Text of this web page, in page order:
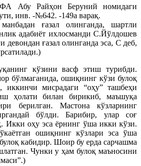
Абу Райҳон Беруний номидаги
инв. -№642. -149а варақ.
ғазал олинганда, шартли
адабиёт ихлосманди С.Йўлдошев
девондан ғазал олинганда эса, С деб,
кўзини васф этиш турибди.
бўлмаганида, ошиқнинг кўзи булоқ
иккинчи мисрадаги “оҳу” ташбеҳи
ҳолати билан бирикиб, маъшуқа
берилган. Мастона кўзларнинг
бўлди. Барибир, улар соғ
Икки оҳу эса ёрнинг ўша икки кўзи.
ошиқнинг кўзлари эса ўша
кабидир. Шоир бу ерда сарчашма
Чунки у ҳам булоқ маъносини